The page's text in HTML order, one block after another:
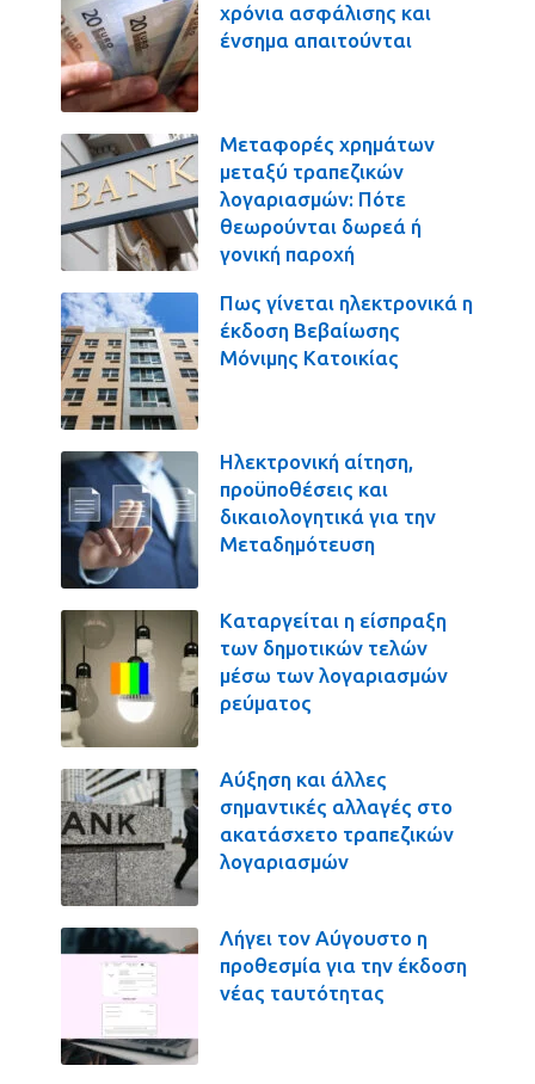
χρόνια ασφάλισης και
ένσημα απαιτούνται
Μεταφορές χρημάτων
μεταξύ τραπεζικών
λογαριασμών: Πότε
θεωρούνται δωρεά ή
γονική παροχή
Πως γίνεται ηλεκτρονικά η
έκδοση Βεβαίωσης
Μόνιμης Κατοικίας
Ηλεκτρονική αίτηση,
προϋποθέσεις και
δικαιολογητικά για την
Μεταδημότευση
Καταργείται η είσπραξη
των δημοτικών τελών
μέσω των λογαριασμών
ρεύματος
Αύξηση και άλλες
σημαντικές αλλαγές στο
ακατάσχετο τραπεζικών
λογαριασμών
Λήγει τον Αύγουστο η
προθεσμία για την έκδοση
νέας ταυτότητας